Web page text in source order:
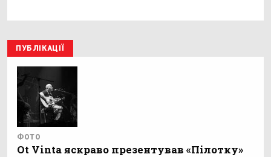
ПУБЛІКАЦІЇ
ФОТО
Ot Vinta яскраво презентував «Пілотку»